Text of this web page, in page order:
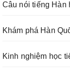
Câu nói tiếng Hàn
Khám phá Hàn
Kinh nghiệm học